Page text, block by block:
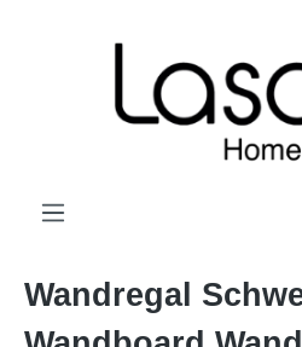
Wandregal